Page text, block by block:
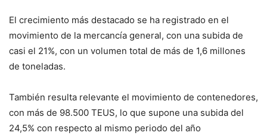
El crecimiento más destacado se ha registrado en el
movimiento de la mercancía general, con una subida de
casi el 21%, con un volumen total de más de 1,6 millones
de toneladas.
También resulta relevante el movimiento de contenedores,
con más de 98.500 TEUS, lo que supone una subida del
24,5% con respecto al mismo periodo del año